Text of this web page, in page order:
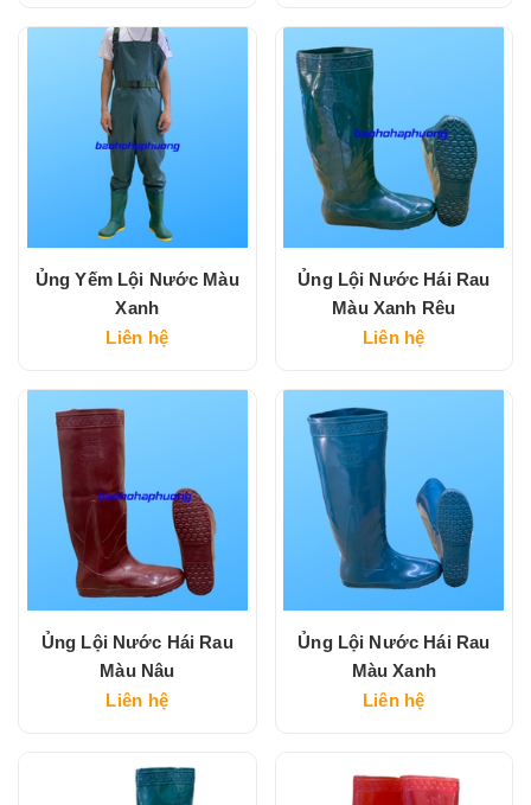
Ủng Yếm Lội Nước Màu
Xanh
Liên hệ
Ủng Lội Nước Hái Rau
Màu Xanh Rêu
Liên hệ
Ủng Lội Nước Hái Rau
Màu Nâu
Liên hệ
Ủng Lội Nước Hái Rau
Màu Xanh
Liên hệ